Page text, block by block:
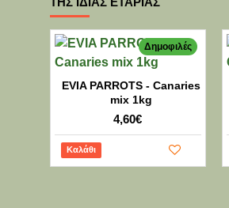
Δημοφιλές
EVIA PARROTS - Canaries
mix 1kg
4,60€
Καλάθι